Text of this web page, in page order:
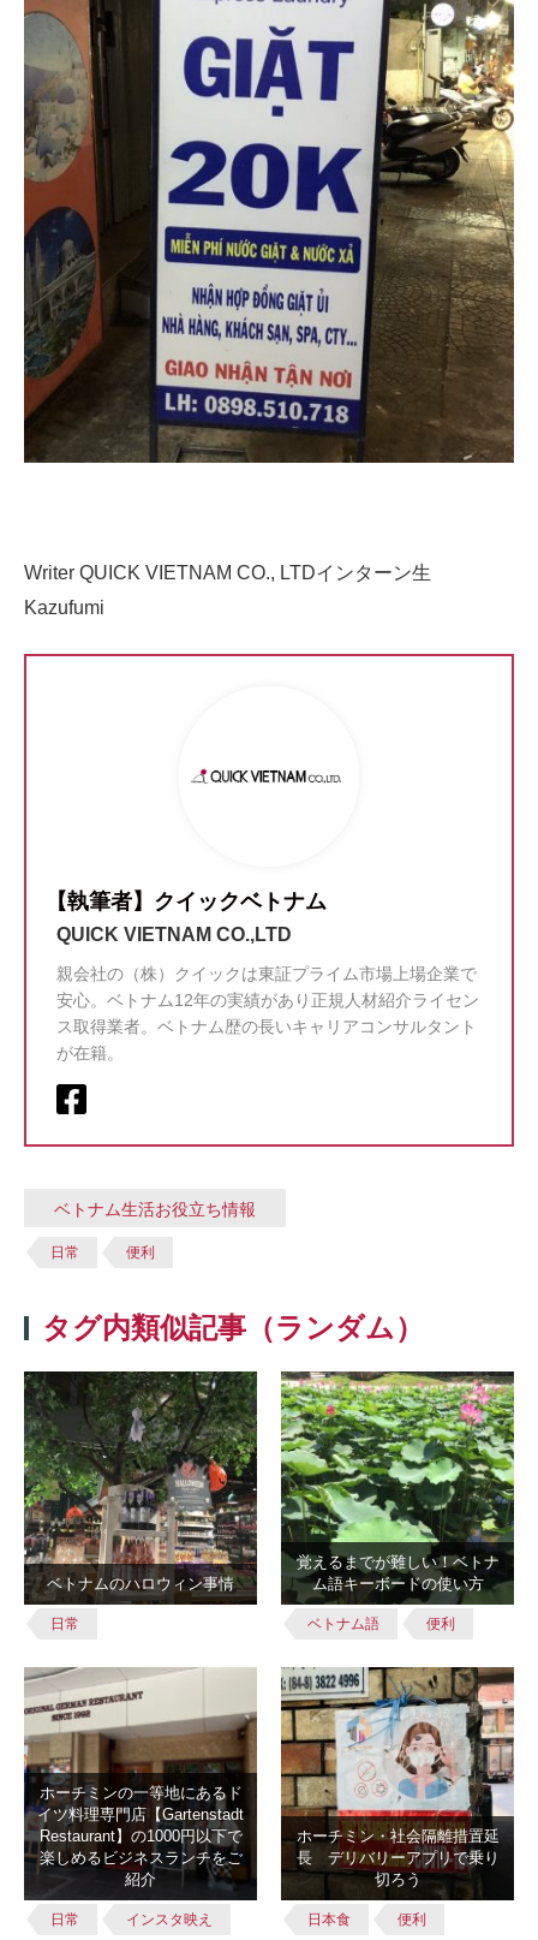
Writer QUICK VIETNAM CO., LTDインターン生
Kazufumi
【執筆者】クイックベトナム
QUICK VIETNAM CO.,LTD
親会社の（株）クイックは東証プライム市場上場企業で
安心。ベトナム12年の実績があり正規人材紹介ライセン
ス取得業者。ベトナム歴の長いキャリアコンサルタント
が在籍。
ベトナム生活お役立ち情報
日常 便利
タグ内類似記事（ランダム）
ベトナムのハロウィン事情
日常
覚えるまでが難しい！ベトナ
ム語キーボードの使い方
ベトナム語 便利
ホーチミンの一等地にあるド
イツ料理専門店【Gartenstadt
Restaurant】の1000円以下で
楽しめるビジネスランチをご
紹介
日常 インスタ映え
ホーチミン・社会隔離措置延
長 デリバリーアプリで乗り
切ろう
日本食 便利